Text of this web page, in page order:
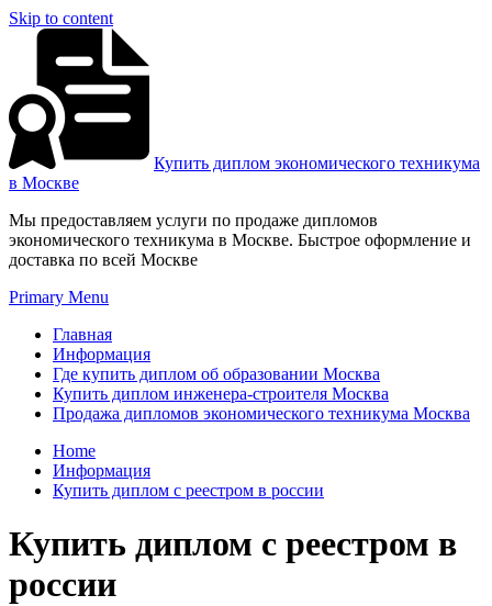
Skip to content
Купить диплом экономического техникума
в Москве
Мы предоставляем услуги по продаже дипломов
экономического техникума в Москве. Быстрое оформление и
доставка по всей Москве
Primary Menu
Главная
Информация
Где купить диплом об образовании Москва
Купить диплом инженера-строителя Москва
Продажа дипломов экономического техникума Москва
Home
Информация
Купить диплом с реестром в россии
Купить диплом с реестром в
россии